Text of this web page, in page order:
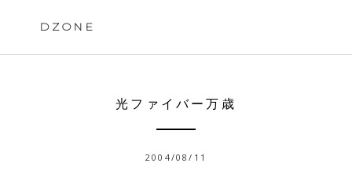
DZONE
光ファイバー万歳
2004/08/11